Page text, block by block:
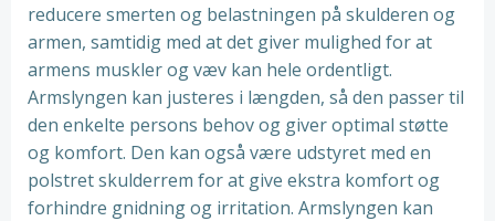
reducere smerten og belastningen på skulderen og
armen, samtidig med at det giver mulighed for at
armens muskler og væv kan hele ordentligt.
Armslyngen kan justeres i længden, så den passer til
den enkelte persons behov og giver optimal støtte
og komfort. Den kan også være udstyret med en
polstret skulderrem for at give ekstra komfort og
forhindre gnidning og irritation. Armslyngen kan